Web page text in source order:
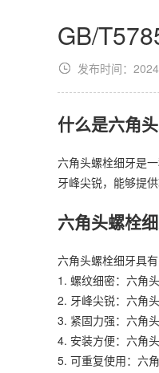
GB/
发布时间：
什么是六角
六角头螺栓细牙是
牙峰尖锐，能够提
六角头螺栓
六角头螺栓细牙具有
1. 螺纹细密：六角
2. 牙峰尖锐：六角
3. 紧固力强：六角
4. 安装方便：六角
5. 可重复使用：六